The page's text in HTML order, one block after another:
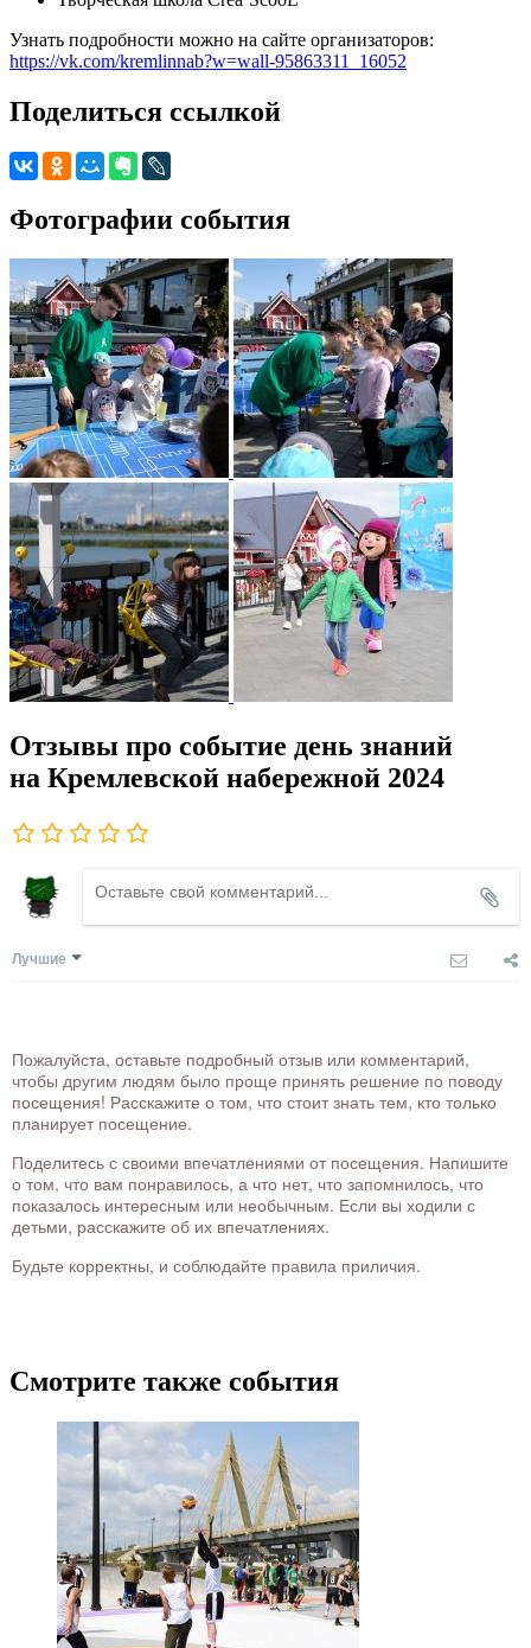
Узнать подробности можно на сайте организаторов:
https://vk.com/kremlinnab?w=wall-95863311_16052
Поделиться ссылкой
Фотографии события
Отзывы про событие день знаний
на Кремлевской набережной 2024
Лучшие
Пожалуйста, оставьте подробный отзыв или комментарий,
чтобы другим людям было проще принять решение по поводу
посещения! Расскажите о том, что стоит знать тем, кто только
планирует посещение.
Поделитесь с своими впечатлениями от посещения. Напишите
о том, что вам понравилось, а что нет, что запомнилось, что
показалось интересным или необычным. Если вы ходили с
детьми, расскажите об их впечатлениях.
Будьте корректны, и соблюдайте правила приличия.
Смотрите также события